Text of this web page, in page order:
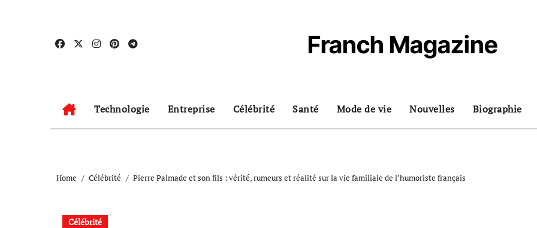
Franch Magazine
Technologie Entreprise Célébrité Santé Mode de vie Nouvelles Biographie
Home Célébrité Pierre Palmade et son fils : vérité, rumeurs et réalité sur la vie familiale de l’humoriste français
Célébrité